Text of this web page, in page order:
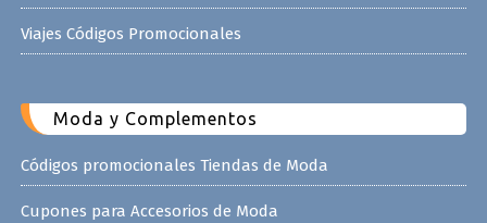
Viajes Códigos Promocionales
Moda y Complementos
Códigos promocionales Tiendas de Moda
Cupones para Accesorios de Moda